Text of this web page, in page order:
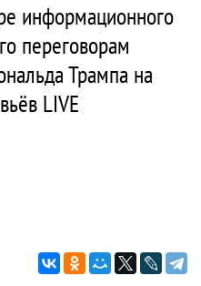
информационного
переговорам
Трампа на
LIVE